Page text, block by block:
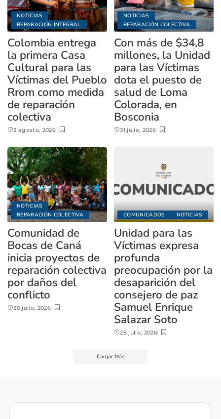
NOTICIAS
REPARACIÓN INTEGRAL
Colombia entrega
la primera Casa
Cultural para las
Víctimas del Pueblo
Rrom como medida
de reparación
colectiva
3 agosto, 2026
NOTICIAS
REPARACIÓN COLECTIVA
Con más de $34,8
millones, la Unidad
para las Víctimas
dota el puesto de
salud de Loma
Colorada, en
Bosconia
31 julio, 2026
NOTICIAS
REPARACIÓN COLECTIVA
Comunidad de
Bocas de Caná
inicia proyectos de
reparación colectiva
por daños del
conflicto
30 julio, 2026
COMUNICADOS NOTICIAS
Unidad para las
Víctimas expresa
profunda
preocupación por la
desaparición del
consejero de paz
Samuel Enrique
Salazar Soto
28 julio, 2026
Cargar Más